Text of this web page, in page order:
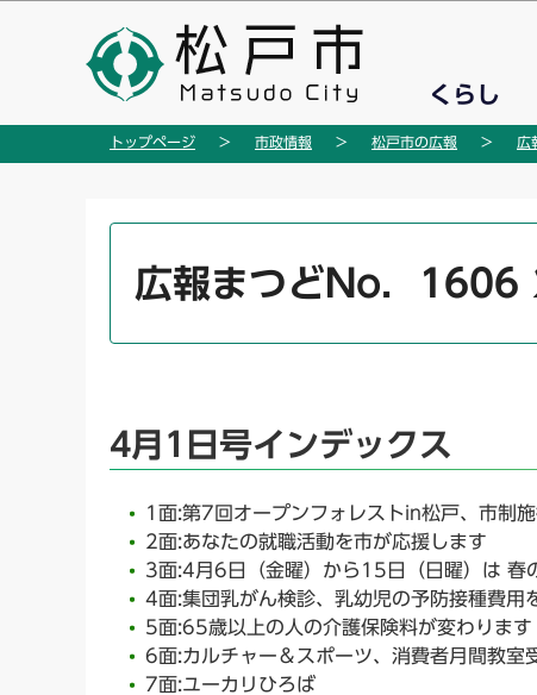
の
くらし
トップページ 市政情報 松戸市の広報 広
広報まつどNo．
4月1日号インデックス
1面:第7回オープンフォレストin松戸、市制
2面:あなたの就職活動を市が応援します
3面:4月6日（金曜）から15日（日曜）は 春
4面:集団乳がん検診、乳幼児の予防接種費用
5面:65歳以上の人の介護保険料が変わります
6面:カルチャー＆スポーツ、消費者月間教室
7面:ユーカリひろば